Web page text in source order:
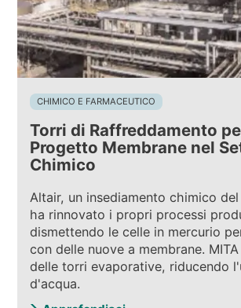
CHIMICO E FARMACEUTICO
Torri di Raffreddamento
Progetto Membrane nel
Chimico
Altair, un insediamento chimico
ha rinnovato i propri processi
dismettendo le celle in mercurio
con delle nuove a membrane.
delle torri evaporative, riducendo
d'acqua.